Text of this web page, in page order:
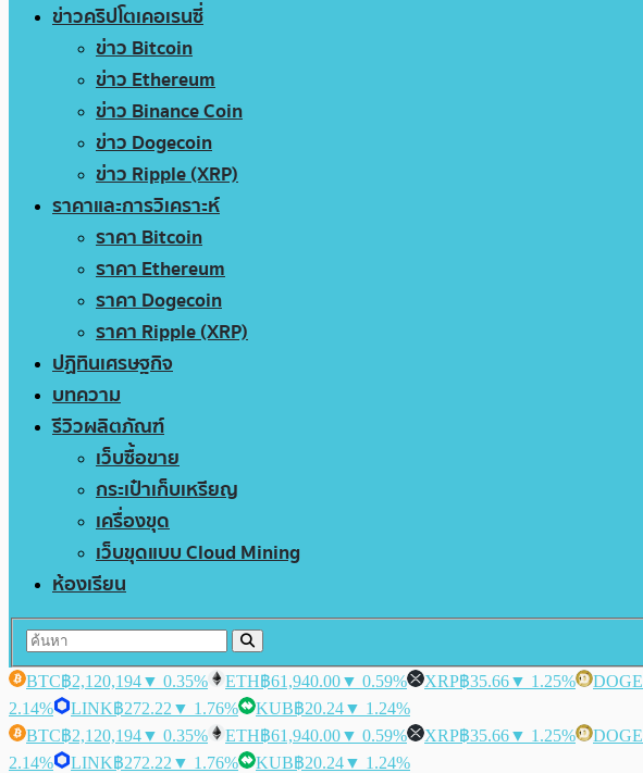
ข่าวคริปโตเคอเรนซี่
ข่าว Bitcoin
ข่าว Ethereum
ข่าว Binance Coin
ข่าว Dogecoin
ข่าว Ripple (XRP)
ราคาและการวิเคราะห์
ราคา Bitcoin
ราคา Ethereum
ราคา Dogecoin
ราคา Ripple (XRP)
ปฏิทินเศรษฐกิจ
บทความ
รีวิวผลิตภัณฑ์
เว็บซื้อขาย
กระเป๋าเก็บเหรียญ
เครื่องขุด
เว็บขุดแบบ Cloud Mining
ห้องเรียน
BTC฿2,120,194▼ 0.35% ETH฿61,940.00▼ 0.59% XRP฿35.66▼ 1.25% DOGE
2.14%
LINK฿272.22 ▼ 1.76% KUB฿20.24▼ 1.24%
BTC฿2,120,194▼ 0.35% ETH฿61,940.00▼ 0.59% XRP฿35.66▼ 1.25% DOGE
2.14%
LINK฿272.22 ▼ 1.76% KUB฿20.24▼ 1.24%